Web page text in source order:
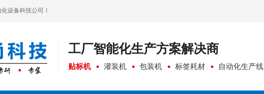
设备科技公司！
工厂智能化生产方案解决商
贴标机 灌装机 包装机 标签耗材 自动化生产线